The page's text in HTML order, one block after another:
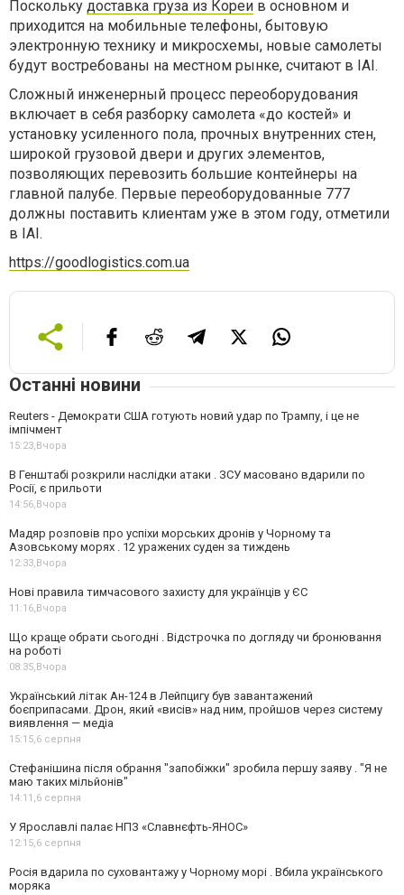
Поскольку доставка груза из Кореи в основном и
приходится на мобильные телефоны, бытовую
электронную технику и микросхемы, новые самолеты
будут востребованы на местном рынке, считают в IAI.
Сложный инженерный процесс переоборудования
включает в себя разборку самолета «до костей» и
установку усиленного пола, прочных внутренних стен,
широкой грузовой двери и других элементов,
позволяющих перевозить большие контейнеры на
главной палубе. Первые переоборудованные 777
должны поставить клиентам уже в этом году, отметили
в IAI.
https://goodlogistics.com.ua
Останні новини
Reuters - Демократи США готують новий удар по Трампу, і це не
імпічмент
15:23, Вчора
В Генштабі розкрили наслідки атаки . ЗСУ масовано вдарили по
Росії, є прильоти
14:56, Вчора
Мадяр розповів про успіхи морських дронів у Чорному та
Азовському морях . 12 уражених суден за тиждень
12:33, Вчора
Нові правила тимчасового захисту для українців у ЄС
11:16, Вчора
Що краще обрати сьогодні . Відстрочка по догляду чи бронювання
на роботі
08:35, Вчора
Український літак Ан-124 в Лейпцигу був завантажений
боєприпасами. Дрон, який «висів» над ним, пройшов через систему
виявлення — медіа
15:15,6 серпня
Стефанішина після обрання "запобіжки" зробила першу заяву . "Я не
маю таких мільйонів"
14:11,6 серпня
У Ярославлі палає НПЗ «Славнєфть-ЯНОС»
12:15,6 серпня
Росія вдарила по суховантажу у Чорному морі . Вбила українського
моряка